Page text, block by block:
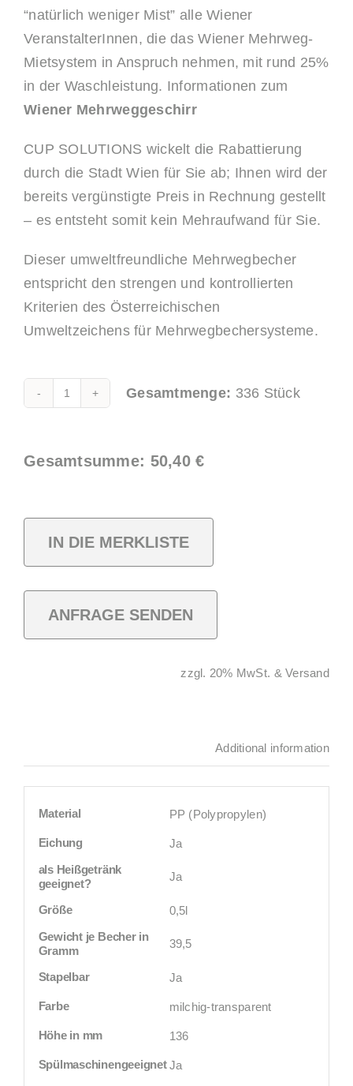
“natürlich weniger Mist” alle Wiener
VeranstalterInnen, die das Wiener Mehrweg-
Mietsystem in Anspruch nehmen, mit rund 25%
in der Waschleistung. Informationen zum
Wiener Mehrweggeschirr
CUP SOLUTIONS wickelt die Rabattierung
durch die Stadt Wien für Sie ab; Ihnen wird der
bereits vergünstigte Preis in Rechnung gestellt
– es entsteht somit kein Mehraufwand für Sie.
Dieser umweltfreundliche Mehrwegbecher
entspricht den strengen und kontrollierten
Kriterien des Österreichischen
Umweltzeichens für Mehrwegbechersysteme.
Gesamtsumme: 50,40€
Classic
PP
quantity
Gesamtmenge: 336 Stück
IN DIE MERKLISTE
ANFRAGE SENDEN
zzgl. 20% MwSt. & Versand
Additional information
Material PP (Polypropylen)
Eichung
Ja
als Heißgetränk
geeignet?
Ja
Größe
0,5l
Gewicht je Becher in
Gramm
39,5
Stapelbar Ja
Farbe milchig-transparent
Höhe in mm 136
SpülmaschinengeeignetJa